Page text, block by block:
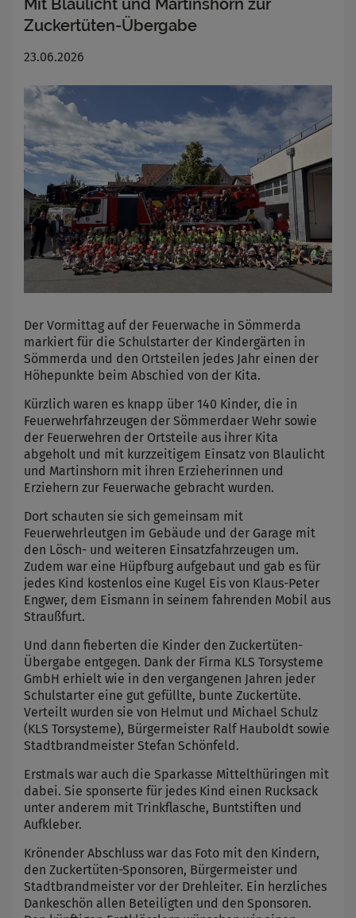
Mit Blaulicht und Martinshorn zur
Zuckertüten-Übergabe
23.06.2026
Der Vormittag auf der Feuerwache in Sömmerda
markiert für die Schulstarter der Kindergärten in
Sömmerda und den Ortsteilen jedes Jahr einen der
Höhepunkte beim Abschied von der Kita.
Kürzlich waren es knapp über 140 Kinder, die in
Feuerwehrfahrzeugen der Sömmerdaer Wehr sowie
der Feuerwehren der Ortsteile aus ihrer Kita
abgeholt und mit kurzzeitigem Einsatz von Blaulicht
und Martinshorn mit ihren Erzieherinnen und
Erziehern zur Feuerwache gebracht wurden.
Dort schauten sie sich gemeinsam mit
Feuerwehrleutgen im Gebäude und der Garage mit
den Lösch- und weiteren Einsatzfahrzeugen um.
Zudem war eine Hüpfburg aufgebaut und gab es für
jedes Kind kostenlos eine Kugel Eis von Klaus-Peter
Engwer, dem Eismann in seinem fahrenden Mobil aus
Straußfurt.
Und dann fieberten die Kinder den Zuckertüten-
Übergabe entgegen. Dank der Firma KLS Torsysteme
GmbH erhielt wie in den vergangenen Jahren jeder
Schulstarter eine gut gefüllte, bunte Zuckertüte.
Verteilt wurden sie von Helmut und Michael Schulz
(KLS Torsysteme), Bürgermeister Ralf Hauboldt sowie
Stadtbrandmeister Stefan Schönfeld.
Erstmals war auch die Sparkasse Mittelthüringen mit
dabei. Sie sponserte für jedes Kind einen Rucksack
unter anderem mit Trinkflasche, Buntstiften und
Aufkleber.
Krönender Abschluss war das Foto mit den Kindern,
den Zuckertüten-Sponsoren, Bürgermeister und
Stadtbrandmeister vor der Drehleiter. Ein herzliches
Dankeschön allen Beteiligten und den Sponsoren.